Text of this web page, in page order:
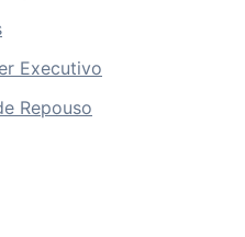
Executivo
Repouso